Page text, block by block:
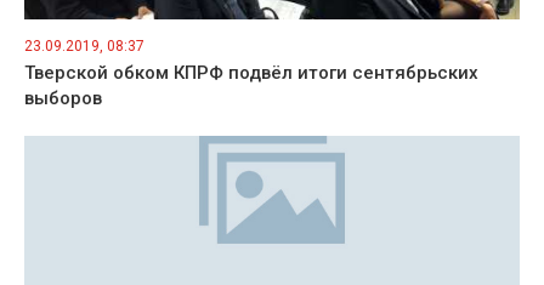
23.09.2019, 08:37
Тверской обком КПРФ подвёл итоги сентябрьских
выборов